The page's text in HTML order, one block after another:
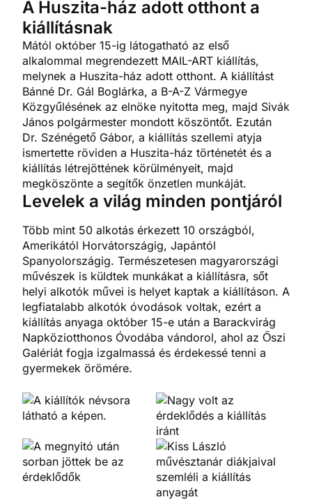
A Huszita-ház adott otthont a
kiállításnak
Mától október 15-ig látogatható az első
alkalommal megrendezett MAIL-ART kiállítás,
melynek a Huszita-ház adott otthont. A kiállítást
Bánné Dr. Gál Boglárka, a B-A-Z Vármegye
Közgyűlésének az elnöke nyitotta meg, majd Sivák
János polgármester mondott köszöntőt. Ezután
Dr. Szénégető Gábor, a kiállítás szellemi atyja
ismertette röviden a Huszita-ház történetét és a
kiállítás létrejöttének körülményeit, majd
megköszönte a segítők önzetlen munkáját.
Levelek a világ minden pontjáról
Több mint 50 alkotás érkezett 10 országból,
Amerikától Horvátországig, Japántól
Spanyolországig. Természetesen magyarországi
művészek is küldtek munkákat a kiállításra, sőt
helyi alkotók művei is helyet kaptak a kiállításon. A
legfiatalabb alkotók óvodások voltak, ezért a
kiállítás anyaga október 15-e után a Barackvirág
Napköziotthonos Óvodába vándorol, ahol az Őszi
Galériát fogja izgalmassá és érdekessé tenni a
gyermekek örömére.